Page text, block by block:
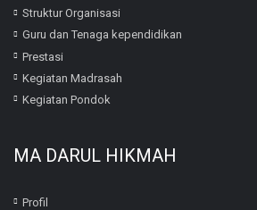
Struktur Organisasi
Guru dan Tenaga kependidikan
Prestasi
Kegiatan Madrasah
Kegiatan Pondok
MA DARUL HIKMAH
Profil